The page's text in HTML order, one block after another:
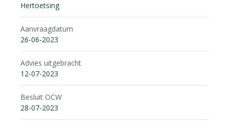
Hertoetsing
Aanvraagdatum
26-06-2023
Advies uitgebracht
12-07-2023
Besluit OCW
28-07-2023